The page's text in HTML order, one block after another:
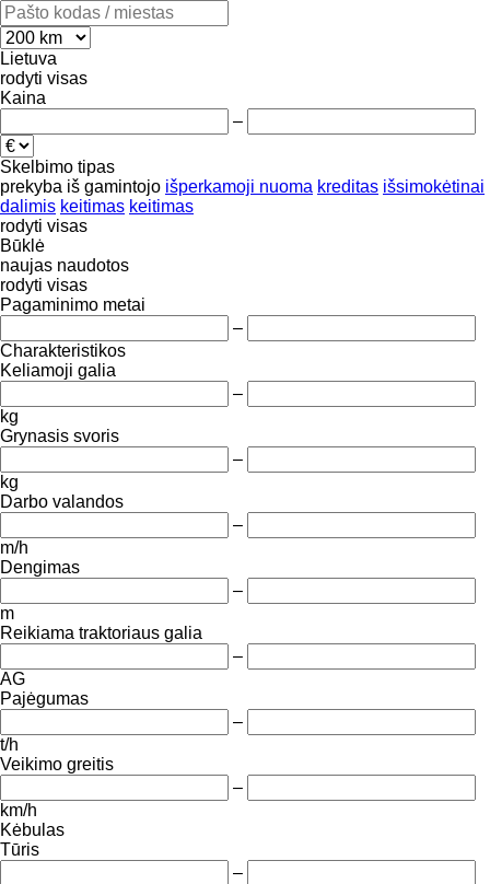
Lietuva
rodyti visas
Kaina
–
Skelbimo tipas
prekyba iš gamintojo išperkamoji nuoma kreditas išsimokėtinai
dalimis keitimas keitimas
rodyti visas
Būklė
naujas naudotos
rodyti visas
Pagaminimo metai
–
Charakteristikos
Keliamoji galia
–
kg
Grynasis svoris
–
kg
Darbo valandos
–
m/h
Dengimas
–
m
Reikiama traktoriaus galia
–
AG
Pajėgumas
–
t/h
Veikimo greitis
–
km/h
Kėbulas
Tūris
–